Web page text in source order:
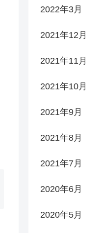
2022年3月
2021年12月
2021年11月
2021年10月
2021年9月
2021年8月
2021年7月
2020年6月
2020年5月